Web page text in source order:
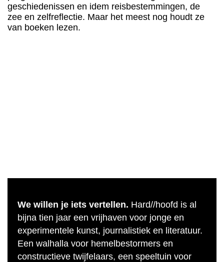
geschiedenissen en idem reisbestemmingen, de
zee en zelfreflectie. Maar het meest nog houdt ze
van boeken lezen.
We willen je iets vertellen. Hard//hoofd is al
bijna tien jaar een vrijhaven voor jonge en
experimentele kunst, journalistiek en literatuur.
Een walhalla voor hemelbestormers en
constructieve twijfelaars, een speeltuin voor